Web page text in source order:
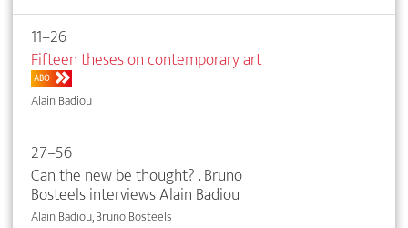
11–26
Fifteen theses on contemporary art
ABO
Alain Badiou
27–56
Can the new be thought? . Bruno
Bosteels interviews Alain Badiou
Alain Badiou, Bruno Bosteels